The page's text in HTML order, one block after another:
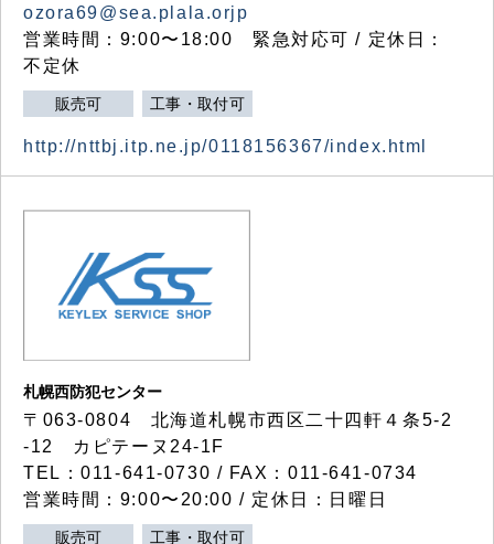
ozora69@sea.plala.orjp
営業時間：9:00〜18:00 緊急対応可 / 定休日：
不定休
販売可 工事・取付可
http://nttbj.itp.ne.jp/0118156367/index.html
札幌西防犯センター
〒063-0804 北海道札幌市西区二十四軒４条5-2
-12 カピテーヌ24-1F
TEL：011-641-0730 / FAX：011-641-0734
営業時間：9:00〜20:00 / 定休日：日曜日
販売可 工事・取付可